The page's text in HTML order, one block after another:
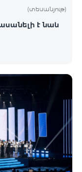
(տեսանյութ)
է նաև